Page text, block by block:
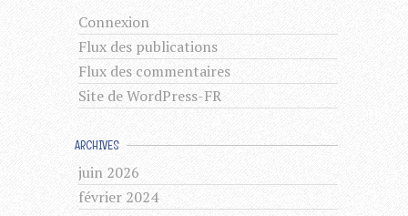
Connexion
Flux des publications
Flux des commentaires
Site de WordPress-FR
ARCHIVES
juin 2026
février 2024